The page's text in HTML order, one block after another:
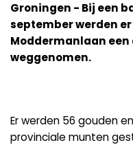
Groningen - Bij een
september werden
Moddermanlaan
weggenomen.
Er werden 56 gouden
provinciale munten